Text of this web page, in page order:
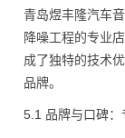
青岛煜丰隆汽车
降噪工程的专业
成了独特的技术
品牌。
5.1 品牌与口碑